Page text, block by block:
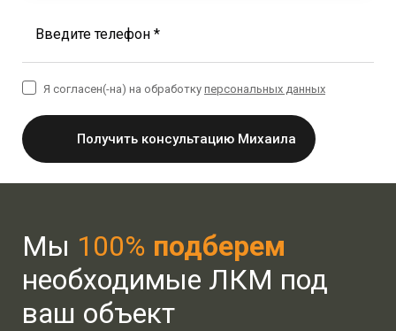
Введите телефон *
Получить консультацию Михаила
Я согласен(-на) на обработку персональных данных
Мы 100% подберем
необходимые ЛКМ под
ваш объект